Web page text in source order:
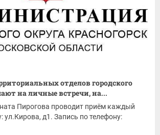
отделов городского
на личные встречи, на...
Пирогова проводит приём каждый
ул.Кирова, д1. Запись по телефону: